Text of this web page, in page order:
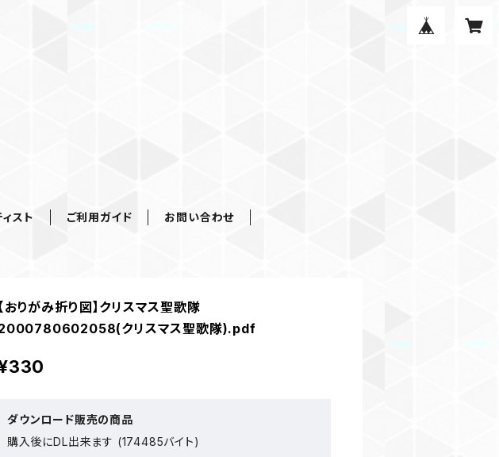
スト ご利用ガイド お問い合わせ
【おりがみ折り図】クリスマス聖歌隊
クリスマス聖歌隊).pdf
ダウンロード販売の商品
購入後にDL出来ます (174485バイト)